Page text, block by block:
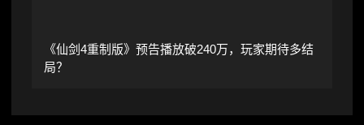
《仙剑4重制版》预告播放破240万，玩家期待多结
局？